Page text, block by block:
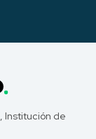
Institución de